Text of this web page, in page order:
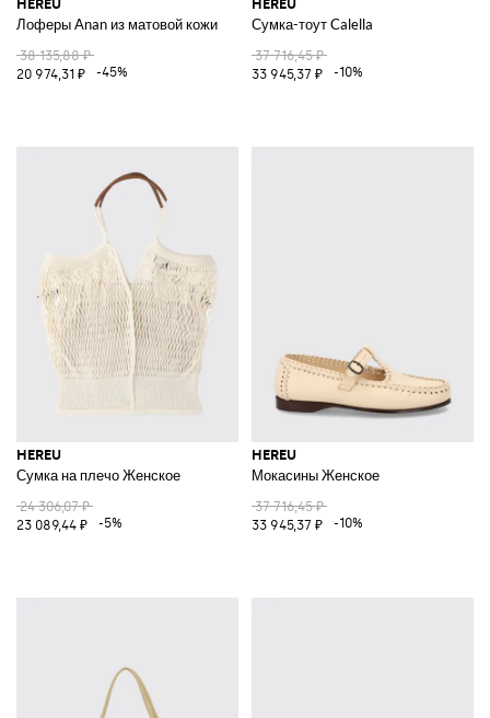
HEREU
Лоферы Anan из матовой кожи
38 135,88 ₽
20 974,31 ₽
-45%
HEREU
Сумка-тоут Calella
37 716,45 ₽
33 945,37 ₽
-10%
HEREU
Сумка на плечо Женское
24 306,07 ₽
23 089,44 ₽
-5%
HEREU
Мокасины Женское
37 716,45 ₽
33 945,37 ₽
-10%